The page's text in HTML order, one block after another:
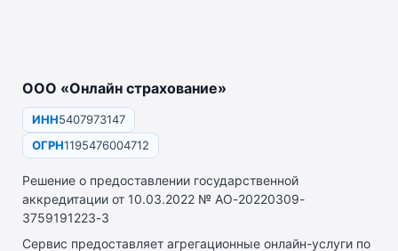
ООО «Онлайн страхование»
ИНН5407973147
ОГРН1195476004712
Решение о предоставлении государственной
аккредитации от 10.03.2022 № АО-20220309-
3759191223-3
Сервис предоставляет агрегационные онлайн-услуги по